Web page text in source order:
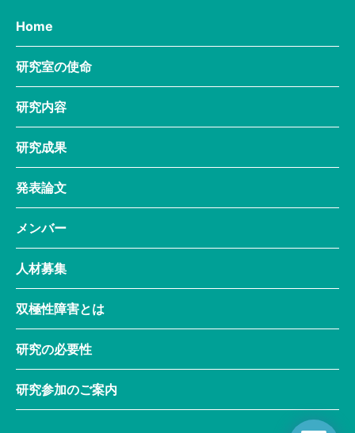
Home
研究室の使命
研究内容
研究成果
発表論文
メンバー
人材募集
双極性障害とは
研究の必要性
研究参加のご案内